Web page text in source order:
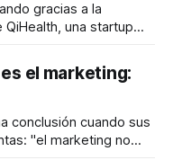
gracias a la
una startup
artificial y monitoreo
a tomar mejores
Su propuesta busca
el marketing:
conclusión cuando sus
"el marketing no